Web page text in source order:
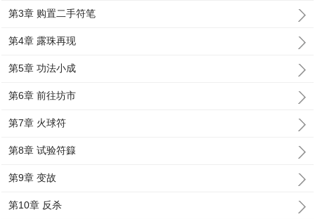
第3章 购置二手符笔
第4章 露珠再现
第5章 功法小成
第6章 前往坊市
第7章 火球符
第8章 试验符籙
第9章 变故
第10章 反杀